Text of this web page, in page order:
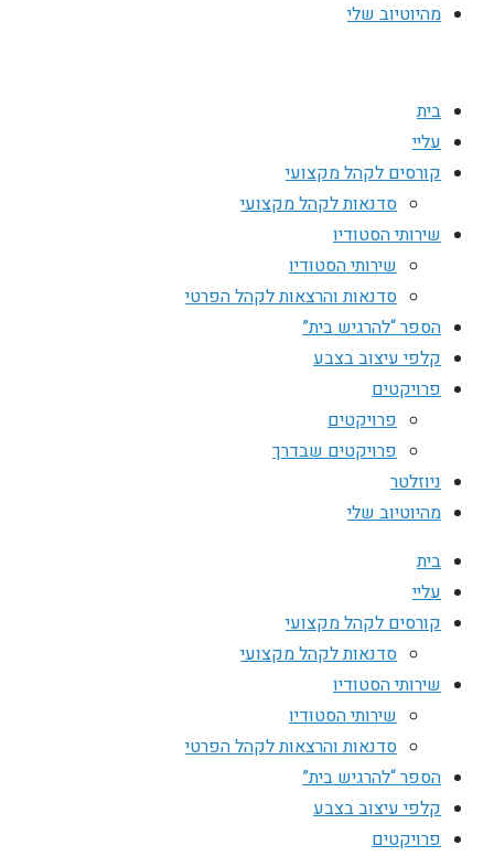
מהיוטיוב שלי
בית
עליי
קורסים לקהל מקצועי
סדנאות לקהל מקצועי
שירותי הסטודיו
שירותי הסטודיו
סדנאות והרצאות לקהל הפרטי
הספר “להרגיש בית”
קלפי עיצוב בצבע
פרויקטים
פרויקטים
פרויקטים שבדרך
ניוזלטר
מהיוטיוב שלי
בית
עליי
קורסים לקהל מקצועי
סדנאות לקהל מקצועי
שירותי הסטודיו
שירותי הסטודיו
סדנאות והרצאות לקהל הפרטי
הספר “להרגיש בית”
קלפי עיצוב בצבע
פרויקטים